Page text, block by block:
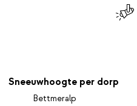
Sneeuwhoogte per dorp
Bettmeralp